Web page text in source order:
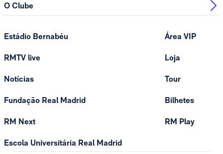
O Clube
Estádio Bernabéu
RMTV live
Notícias
Fundação Real Madrid
RM Next
Escola Universitária Real Madrid
Área VIP
Loja
Tour
Bilhetes
RM Play